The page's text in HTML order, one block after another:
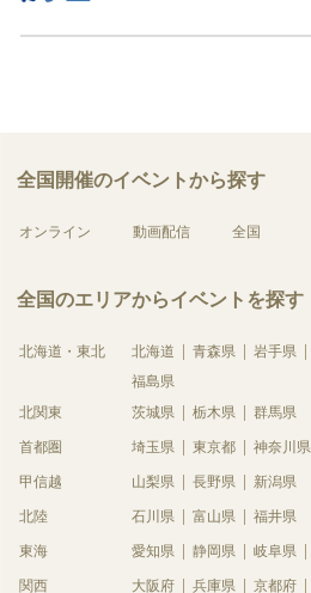
全国開催のイベントから探す
オンライン 動画配信 全国
全国のエリアからイベントを探す
北海道・東北 北海道 青森県 岩手県
福島県
北関東
茨城県 栃木県 群馬県
首都圏 埼玉県 東京都 神奈川県
甲信越 山梨県 長野県 新潟県
北陸 石川県 富山県 福井県
東海 愛知県 静岡県 岐阜県
関西 大阪府 兵庫県 京都府